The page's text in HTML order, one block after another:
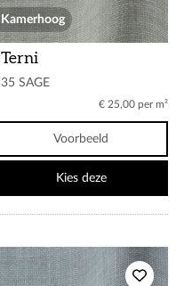
Kamerhoog
Terni
35 SAGE
€ 25,00 per m²
Voorbeeld
Kies deze